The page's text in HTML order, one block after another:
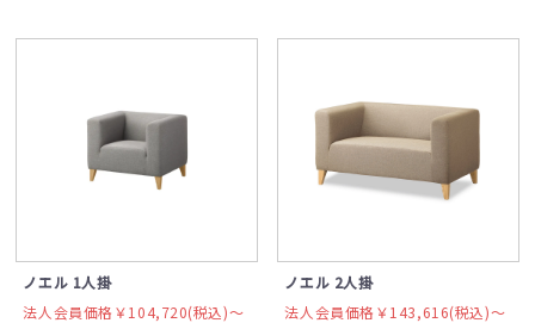
ノエル 1人掛
法人会員価格￥104,720(税込)〜
ノエル 2人掛
法人会員価格￥143,616(税込)〜